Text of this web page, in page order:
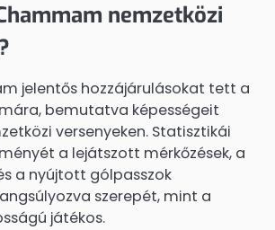
nemzetközi
jelentős hozzájárulásokat tett a
bemutatva képességeit
versenyeken. Statisztikái
a lejátszott mérkőzések, a
a nyújtott gólpasszok
szerepét, mint a
játékos.